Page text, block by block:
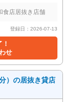
食店居抜き店舗
登録日：2026-07-13
せ
）の居抜き貸店